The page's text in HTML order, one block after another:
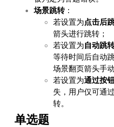
场景跳转：
若设置为点击后
箭头进行跳转；
若设置为自动跳
等待时间后自动
场景翻页箭头手
若设置为通过按
失，用户仅可通
转。
单选题